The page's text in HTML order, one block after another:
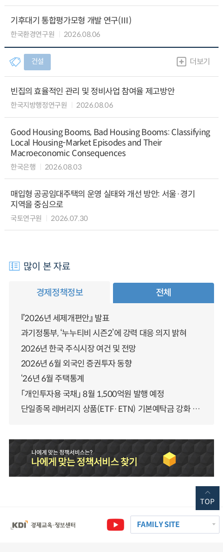
기후대기 통합평가모형 개발 연구(Ⅲ)
한국환경연구원 2026.08.06
건설 더보기
빈집의 효율적인 관리 및 정비사업 참여율 제고방안
한국지방행정연구원 2026.08.06
Good Housing Booms, Bad Housing Booms: Classifying
Local Housing-Market Episodes and Their
Macroeconomic Consequences
한국은행 2026.08.03
매입형 공공임대주택의 운영 실태와 개선 방안: 서울·경기
지역을 중심으로
국토연구원 2026.07.30
많이 본 자료
경제정책정보 전체
『2026년 세제개편안』 발표
과기정통부, ‘누누티비 시즌2’에 강력 대응 의지 밝혀
2026년 한국 주식시장 여건 및 전망
2026년 6월 외국인 증권투자 동향
‘26년 6월 주택통계
「개인투자용 국채」 8월 1,500억원 발행 예정
단일종목 레버리지 상품(ETF·ETN) 기본예탁금 강화 조기시행 방안 안내
FAMILY SITE
TOP